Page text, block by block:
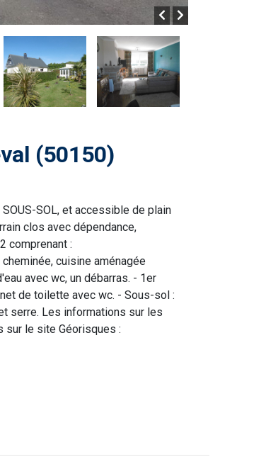
(50150)
SOUS-SOL, et accessible de plain
clos avec dépendance,
comprenant :
cuisine aménagée
avec wc, un débarras. - 1er
de toilette avec wc. - Sous-sol :
serre. Les informations sur les
le site Géorisques :